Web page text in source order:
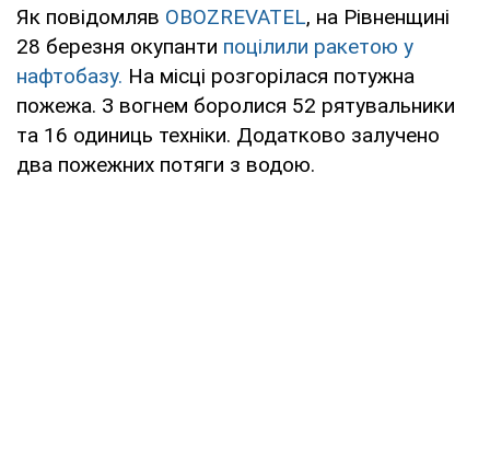
Як повідомляв OBOZREVATEL, на Рівненщині
28 березня окупанти поцілили ракетою у
нафтобазу. На місці розгорілася потужна
пожежа. З вогнем боролися 52 рятувальники
та 16 одиниць техніки. Додатково залучено
два пожежних потяги з водою.